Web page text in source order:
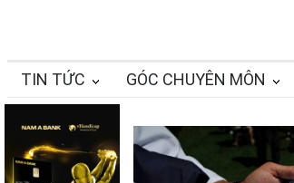
TIN TỨC GÓC CHUYÊN MÔN